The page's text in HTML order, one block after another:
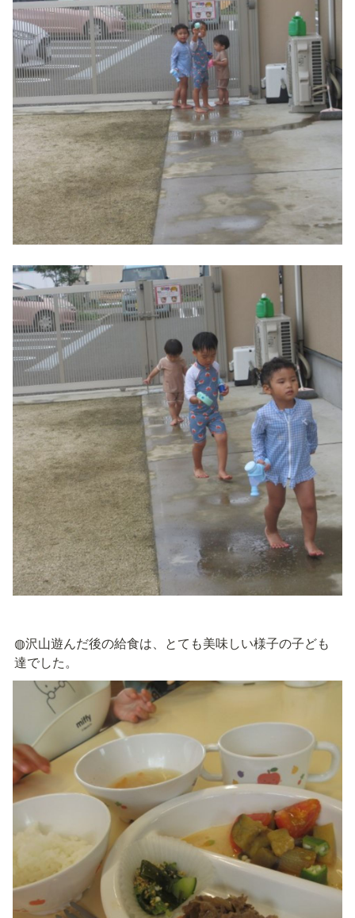
◍沢山遊んだ後の給食は、とても美味しい様子の子ども
達でした。